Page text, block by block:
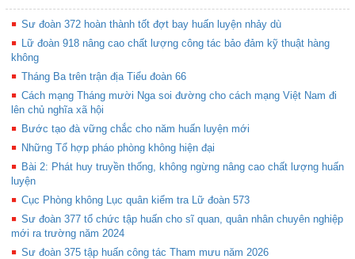
Sư đoàn 372 hoàn thành tốt đợt bay huấn luyện nhảy dù
Lữ đoàn 918 nâng cao chất lượng công tác bảo đảm kỹ thuật hàng
không
Tháng Ba trên trận địa Tiểu đoàn 66
Cách mạng Tháng mười Nga soi đường cho cách mạng Việt Nam đi
lên chủ nghĩa xã hội
Bước tạo đà vững chắc cho năm huấn luyện mới
Những Tổ hợp pháo phòng không hiện đại
Bài 2: Phát huy truyền thống, không ngừng nâng cao chất lượng huấn
luyện
Cục Phòng không Lục quân kiểm tra Lữ đoàn 573
Sư đoàn 377 tổ chức tập huấn cho sĩ quan, quân nhân chuyên nghiệp
mới ra trường năm 2024
Sư đoàn 375 tập huấn công tác Tham mưu năm 2026